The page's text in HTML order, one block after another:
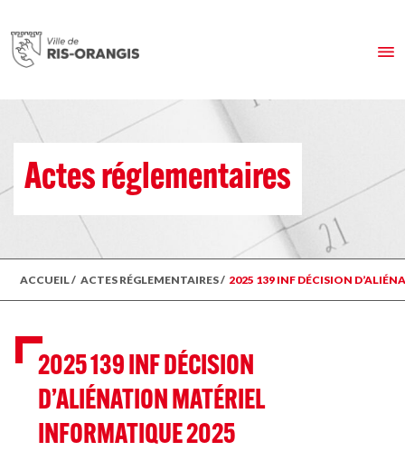
Actes réglementaires
ACCUEIL/ ACTES RÉGLEMENTAIRES/ 2025 139 INF DÉCISION
2025 139 INF DÉCISION
D’ALIÉNATION MATÉRIEL
INFORMATIQUE 2025